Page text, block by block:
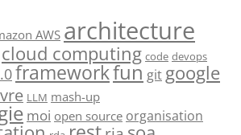
AWS architecture
cloud computing code devops
frameworkfun git google
LLM mash-up
moi open source organisation